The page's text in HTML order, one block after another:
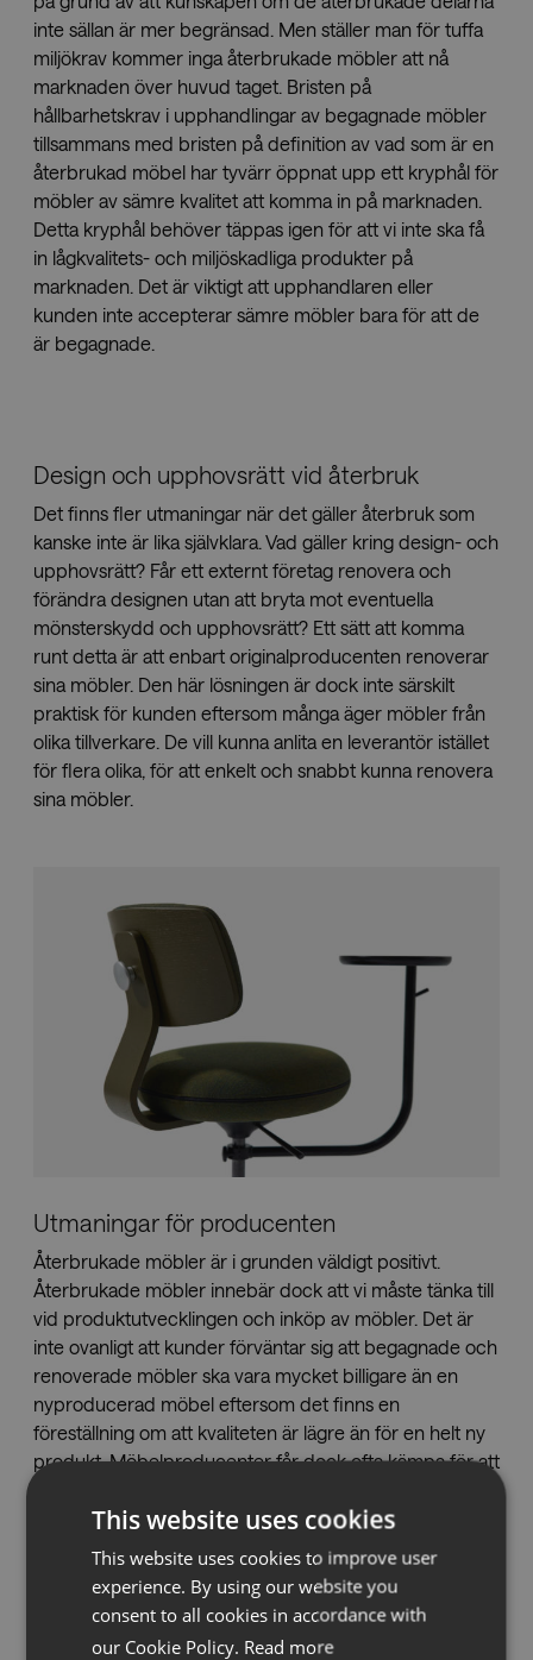
inte sällan är mer begränsad. Men ställer man för tuffa
miljökrav kommer inga återbrukade möbler att nå
marknaden över huvud taget. Bristen på
hållbarhetskrav i upphandlingar av begagnade möbler
tillsammans med bristen på definition av vad som är en
återbrukad möbel har tyvärr öppnat upp ett kryphål för
möbler av sämre kvalitet att komma in på marknaden.
Detta kryphål behöver täppas igen för att vi inte ska få
in lågkvalitets- och miljöskadliga produkter på
marknaden. Det är viktigt att upphandlaren eller
kunden inte accepterar sämre möbler bara för att de
är begagnade.
Design och upphovsrätt vid återbruk
Det finns fler utmaningar när det gäller återbruk som
kanske inte är lika självklara. Vad gäller kring design- och
upphovsrätt? Får ett externt företag renovera och
förändra designen utan att bryta mot eventuella
mönsterskydd och upphovsrätt? Ett sätt att komma
runt detta är att enbart originalproducenten renoverar
sina möbler. Den här lösningen är dock inte särskilt
praktisk för kunden eftersom många äger möbler från
olika tillverkare. De vill kunna anlita en leverantör istället
för flera olika, för att enkelt och snabbt kunna renovera
sina möbler.
Utmaningar för producenten
Återbrukade möbler är i grunden väldigt positivt.
Återbrukade möbler innebär dock att vi måste tänka till
vid produktutvecklingen och inköp av möbler. Det är
inte ovanligt att kunder förväntar sig att begagnade och
renoverade möbler ska vara mycket billigare än en
nyproducerad möbel eftersom det finns en
föreställning om att kvaliteten är lägre än för en helt ny
produkt. Möbelproducenter får dock ofta kämpa för att
än en nyproducerad möbel. Beroende på vilken typ av
möbel det är och vad som har behövts renoveras finns
överlag följande utmaningar för producenten:
This website uses cookies
This website uses cookies to improve user
experience. By using our website you
consent to all cookies in accordance with
our Cookie Policy. Read more